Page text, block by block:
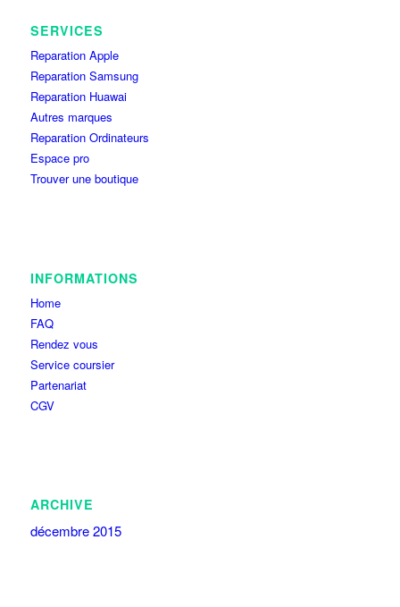
SERVICES
Reparation Apple
Reparation Samsung
Reparation Huawai
Autres marques
Reparation Ordinateurs
Espace pro
Trouver une boutique
INFORMATIONS
Home
FAQ
Rendez vous
Service coursier
Partenariat
CGV
ARCHIVE
décembre 2015